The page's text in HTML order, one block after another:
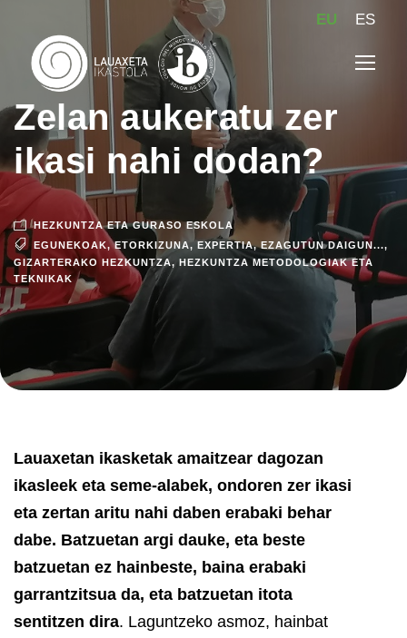
EU ES
Zelan aukeratu zer
ikasi nahi dodan?
HEZKUNTZA ETA GURASO ESKOLA
EGUNEKOAK, ETORKIZUNA, EXPERTIA, EZAGUTUN DAIGUN...,
GIZARTERAKO HEZKUNTZA, HEZKUNTZA METODOLOGIAK ETA
TEKNIKAK
Lauaxetan ikasketak amaitzear dagozan
ikasleek eta seme-alabek, ondoren zer ikasi
eta zertan aritu nahi daben erabaki behar
dabe. Batzuetan argi dauke, eta beste
batzuetan ez hainbeste, baina erabaki
garrantzitsua da, eta batzuetan itota
sentitzen dira. Laguntzeko asmoz, hainbat